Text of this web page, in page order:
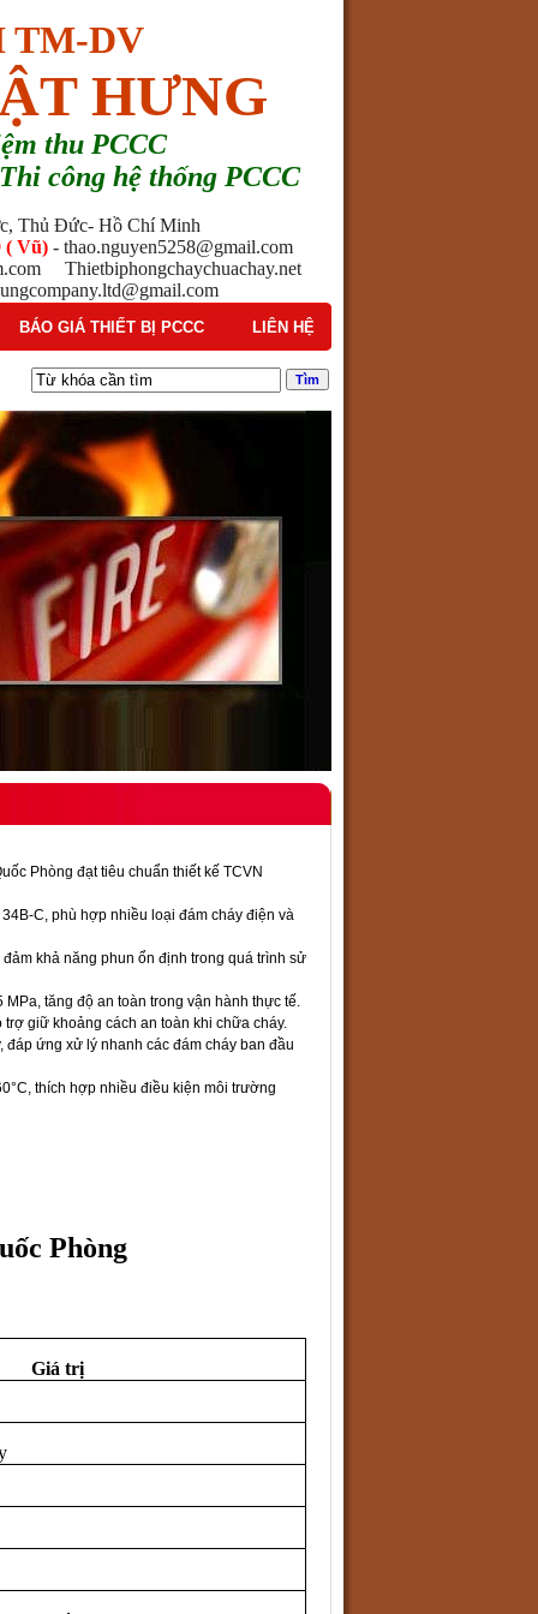
TM-DV
HƯNG
thu PCCC
công hệ thống PCCC
Thủ Đức- Hồ Chí Minh
( Vũ) - thao.nguyen5258@gmail.com
Thietbiphongchaychuachay.net
BÁO GIÁ THIẾT BỊ PCCC LIÊN HỆ
Phòng đạt tiêu chuẩn thiết kế TCVN
C, phù hợp nhiều loại đám cháy điện và
khả năng phun ổn định trong quá trình sử
MPa, tăng độ an toàn trong vận hành thực tế.
trợ giữ khoảng cách an toàn khi chữa cháy.
đáp ứng xử lý nhanh các đám cháy ban đầu
thích hợp nhiều điều kiện môi trường
Phòng
Giá trị